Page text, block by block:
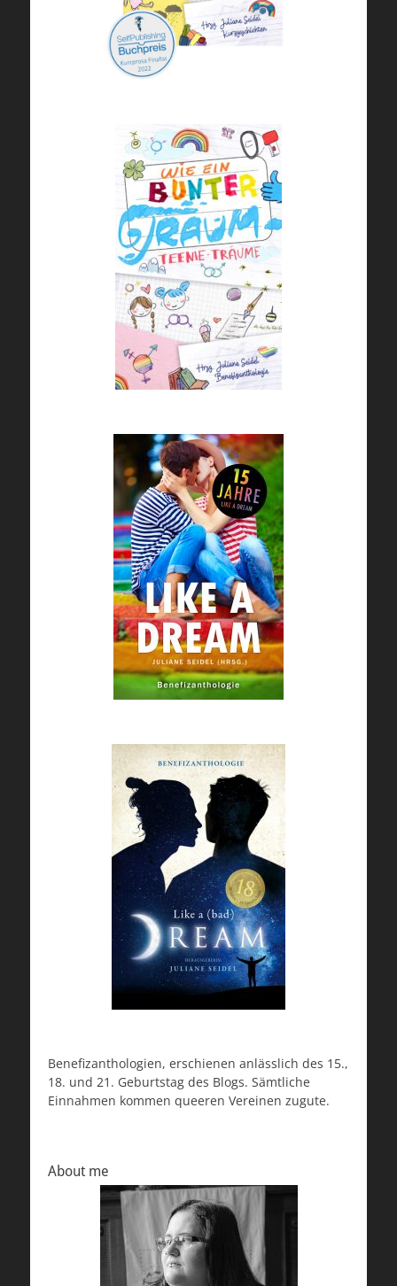
Benefizanthologien, erschienen anlässlich des 15.,
18. und 21. Geburtstag des Blogs. Sämtliche
Einnahmen kommen queeren Vereinen zugute.
About me